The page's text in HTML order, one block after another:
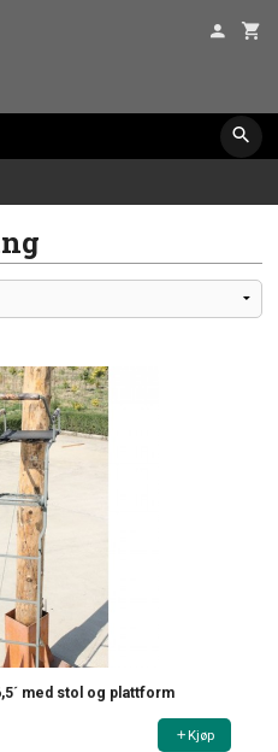
med stol og plattform
Kjøp